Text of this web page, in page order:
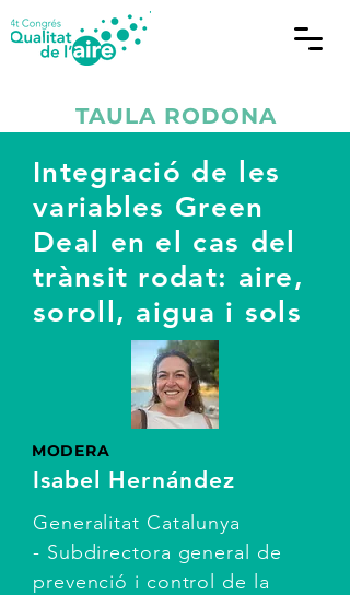
TAULA RODONA
Integració de les
variables Green
Deal en el cas del
trànsit rodat: aire,
soroll, aigua i sols
MODERA
Isabel Hernández
Generalitat Catalunya
- Subdirectora general de
prevenció i control de la